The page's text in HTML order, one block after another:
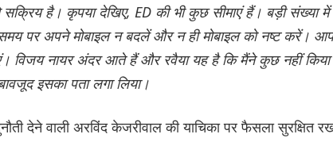
है। कृपया देखिए, ED की भी कुछ सीमाएं हैं। बड़ी संख्या में
पर अपने मोबाइल न बदलें और न ही मोबाइल को नष्ट करें। आप
विजय नायर अंदर आते हैं और रवैया यह है कि मैंने कुछ नहीं
इसका पता लगा लिया।
देने वाली अरविंद केजरीवाल की याचिका पर फैसला सुरक्षित